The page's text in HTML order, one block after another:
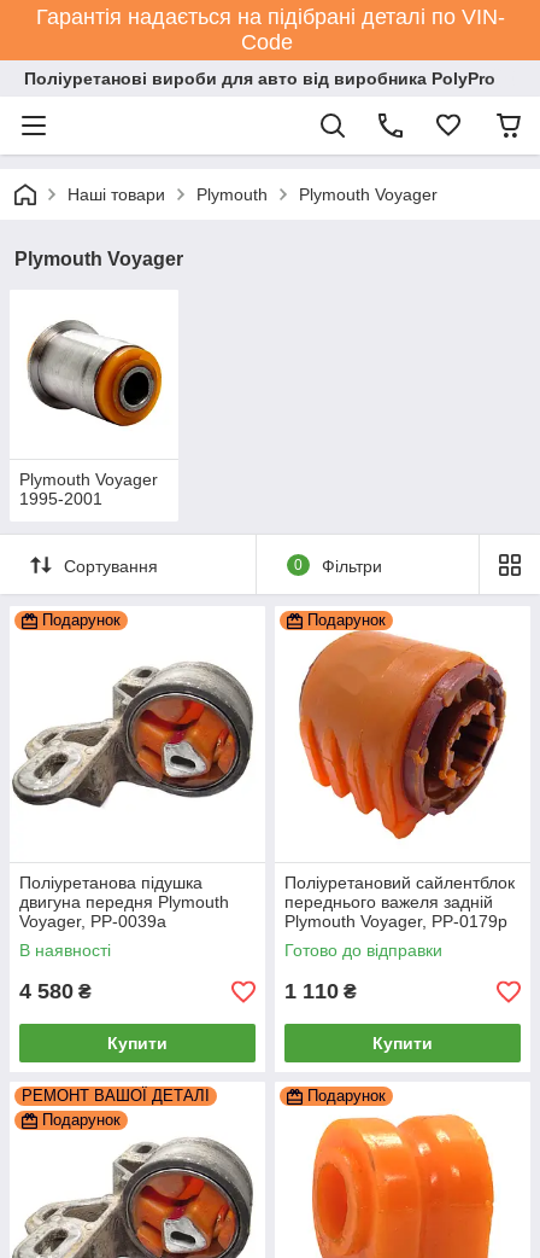
Гарантія надається на підібрані деталі по VIN-
Code
Поліуретанові вироби для авто від виробника PolyPro
Наші товари Plymouth Plymouth Voyager
Plymouth Voyager
Plymouth Voyager
1995-2001
Сортування 0 Фільтри
Подарунок
Поліуретанова підушка
двигуна передня Plymouth
Voyager, PP-0039a
В наявності
4 580 ₴
Купити
Подарунок
Поліуретановий сайлентблок
переднього важеля задній
Plymouth Voyager, PP-0179p
Готово до відправки
1 110 ₴
Купити
РЕМОНТ ВАШОЇ ДЕТАЛІ
Подарунок
Подарунок